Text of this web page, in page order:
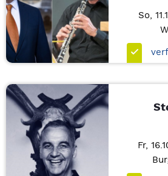
So,
Fr,